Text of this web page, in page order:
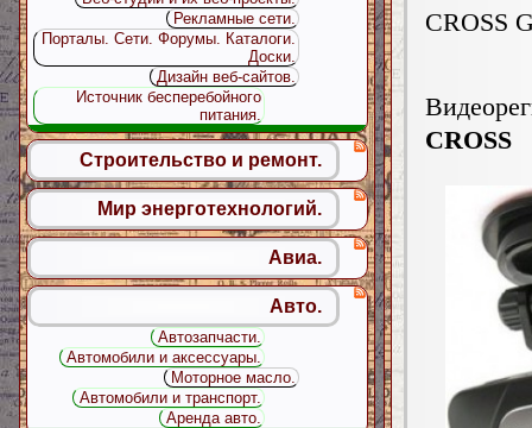
CROSS
Рекламные сети.
Порталы. Сети. Форумы. Каталоги.
Доски.
Дизайн веб-сайтов.
Источник бесперебойного
питания.
Строительство и ремонт.
Мир энерготехнологий.
Авиа.
Авто.
Автозапчасти.
Автомобили и аксессуары.
Моторное масло.
Автомобили и транспорт.
Аренда авто.